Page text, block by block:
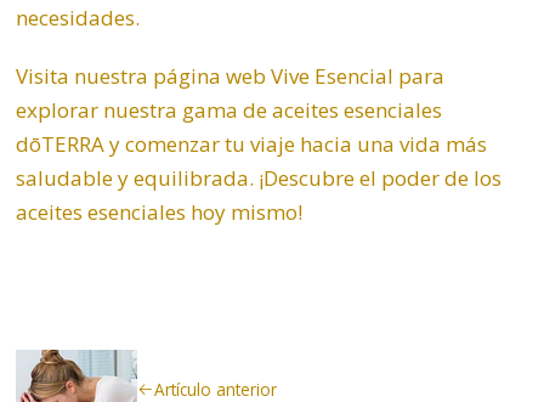
necesidades.
Visita nuestra página web Vive Esencial para
explorar nuestra gama de aceites esenciales
dōTERRA y comenzar tu viaje hacia una vida más
saludable y equilibrada. ¡Descubre el poder de los
aceites esenciales hoy mismo!
Artículo anterior